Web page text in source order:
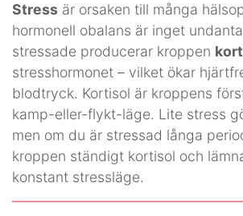
Stress är orsaken till många
hormonell obalans är inget
stressade producerar kroppen
stresshormonet – vilket ökar
blodtryck. Kortisol är kroppens
kamp-eller-flykt-läge. Lite stress
men om du är stressad långa
kroppen ständigt kortisol och
konstant stressläge.